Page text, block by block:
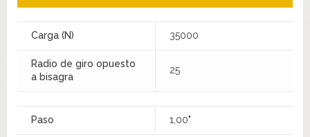
Carga (N) 35000
Radio de giro opuesto
a bisagra
25
Paso 1,00"